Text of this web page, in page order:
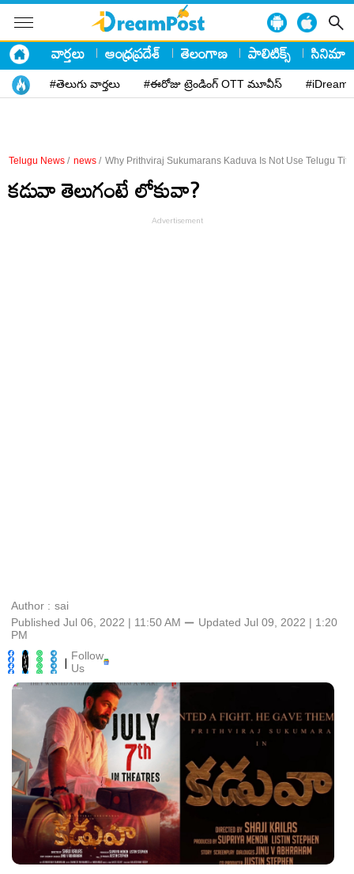
వార్తలు ఆంధ్రప్రదేశ్ తెలంగాణ పాలిటిక్స్ సినిమా
#తెలుగు వార్తలు #ఈరోజు ట్రెండింగ్ OTT మూవీస్
Telugu News / news / Why Prithviraj Sukumarans Kaduva Is Not Use Telugu
కడువా తెలుగంటే లోకువా?
Author : sai
Published Jul 06, 2022 | 11:50 AM ⚊ Updated Jul 09, 2022 | 1:20
PM
| Follow
Us